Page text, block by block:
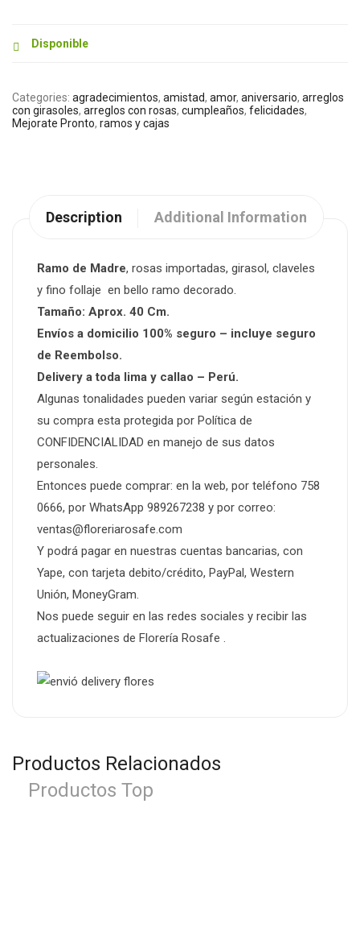
Disponible
Categories: agradecimientos, amistad, amor, aniversario, arreglos
con girasoles, arreglos con rosas, cumpleaños, felicidades,
Mejorate Pronto, ramos y cajas
Description Additional Information
Ramo de Madre, rosas importadas, girasol, claveles
y fino follaje en bello ramo decorado.
Tamaño: Aprox. 40 Cm.
Envíos a domicilio 100% seguro – incluye seguro
de Reembolso.
Delivery a toda lima y callao – Perú.
Algunas tonalidades pueden variar según estación y
su compra esta protegida por Política de
CONFIDENCIALIDAD en manejo de sus datos
personales.
Entonces puede comprar: en la web, por teléfono 758
0666, por WhatsApp 989267238 y por correo:
ventas@floreriarosafe.com
Y podrá pagar en nuestras cuentas bancarias, con
Yape, con tarjeta debito/crédito, PayPal, Western
Unión, MoneyGram.
Nos puede seguir en las redes sociales y recibir las
actualizaciones de Florería Rosafe
Productos Relacionados
Productos Top